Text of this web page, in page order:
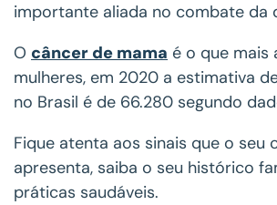
importante aliada no combate da
O câncer de mama é o que mais
mulheres, em 2020 a estimativa
no Brasil é de 66.280 segundo
Fique atenta aos sinais que o seu
apresenta, saiba o seu histórico
práticas saudáveis.